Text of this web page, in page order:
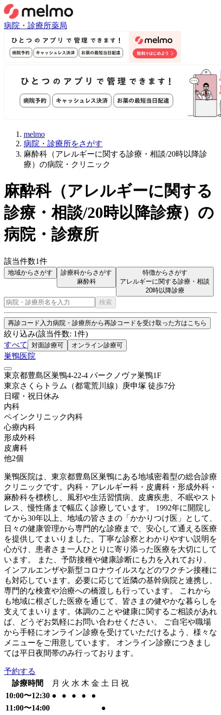
病院・診療所薬局
melmo
病院・診療所をさがす
麻酔科（アレルギーに関する診療・相談/20時以降診
療）の病院・クリニック
麻酔科（アレルギーに関する
診療・相談/20時以降診療） の
病院・診療所
該当件数1件
地域からさがす
診療科からさがす
麻酔科
特徴からさがす
アレルギーに関する診療・相談
20時以降診療
検索
再診コード入力病院・診療所から再診コードを受け取った方はこちら
絞り込み(該当件数: 1件)
すべて
対面診療可 オンライン診療可
巣鴨医院
東京都豊島区巣鴨4-22-4 パークノヴァ巣鴨1F
東京さくらトラム（都電荒川線）
庚申塚 徒歩7分
日曜・祝日 休み
内科
ペインクリニック内科
心療内科
形成外科
皮膚科
他2個
巣鴨医院は、東京都豊島区巣鴨にある地域密着型の総合診療
クリニックです。内科・アレルギー科・皮膚科・形成外科・
麻酔科を標榜し、風邪や生活習慣病、皮膚疾患、不眠やスト
レス、慢性痛まで幅広く診療しています。 1992年に開院し
てから30年以上、地域の皆さまの「かかりつけ医」として、
日々の健康管理から専門的な診療まで、安心して通える医療
を提供してまいりました。丁寧な診察とわかりやすい説明を
心がけ、患者さま一人ひとりに寄り添った医療を大切にして
います。 また、予防接種や健康診断にも力を入れており、
インフルエンザや新型コロナウイルスなどのワクチン接種に
も対応しています。必要に応じて近隣の基幹病院と連携し、
専門的な検査や治療への橋渡しも行っています。 これから
も地域に根ざした医療を通じて、皆さまの健やかな暮らしを
支えてまいります。体調のことや健康に関するご相談があれ
ば、どうぞお気軽にお問い合わせください。 ご自宅や職場
から手軽にオンライン診療を受けていただけるよう、様々な
メニューをご用意しています。 オンライン診療につきまし
ては平日夜間帯のみ行っております。
予約する
診療時間
月 火 水 木 金 土 日 祝
10:00〜12:30 ● ● ● ●
●
11:00〜14:00
●